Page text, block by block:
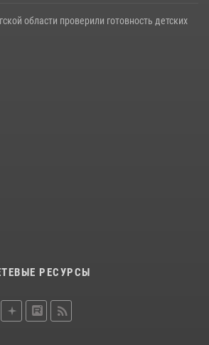
области проверили готовность детских
РЕСУРСЫ